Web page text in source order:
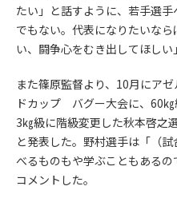
たい」と話すように、若手選
でもない。代表になりたいな
い、闘争心をむき出してほしい
また篠原監督より、10月にア
ドカップ バグー大会に、60
3㎏級に階級変更した秋本啓之
と発表した。野村選手は「（
べるものもや学ぶこともある
コメントした。